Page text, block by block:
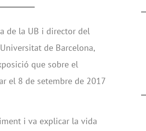
de la UB i director del
de Barcelona,
que sobre el
el 8 de setembre de 2017
i va explicar la vida